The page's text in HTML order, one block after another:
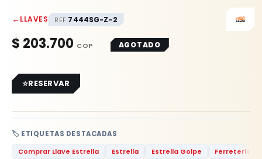
←LLAVES REF.7444SG-Z-2
$ 203.700 AGOTADO
🏷️ ETIQUETAS DESTACADAS
Comprar Llave Estrella
Estrella Estrella Golpe Ferretería
RESERVAR